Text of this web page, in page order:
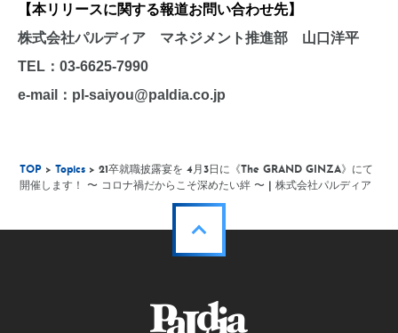
【本リリースに関する報道お問い合わせ先】
株式会社パルディア マネジメント推進部 山口洋平
TEL：03-6625-7990
e-mail：pl-saiyou@paldia.co.jp
TOP > Topics > 21卒就職披露宴を 4月3日に《The GRAND GINZA》にて
開催します！ 〜 コロナ禍だからこそ深めたい絆 〜 | 株式会社パルディア